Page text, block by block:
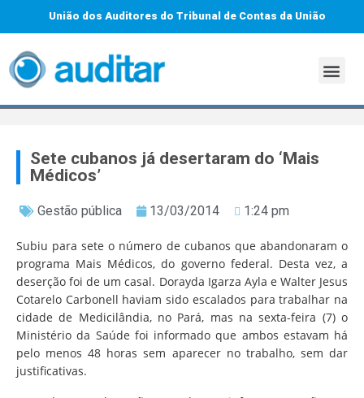
União dos Auditores do Tribunal de Contas da União
Sete cubanos já desertaram do ‘Mais
Médicos’
Gestão pública 13/03/2014 1:24 pm
Subiu para sete o número de cubanos que abandonaram o
programa Mais Médicos, do governo federal. Desta vez, a
deserção foi de um casal. Dorayda Igarza Ayla e Walter Jesus
Cotarelo Carbonell haviam sido escalados para trabalhar na
cidade de Medicilândia, no Pará, mas na sexta-feira (7) o
Ministério da Saúde foi informado que ambos estavam há
pelo menos 48 horas sem aparecer no trabalho, sem dar
justificativas.